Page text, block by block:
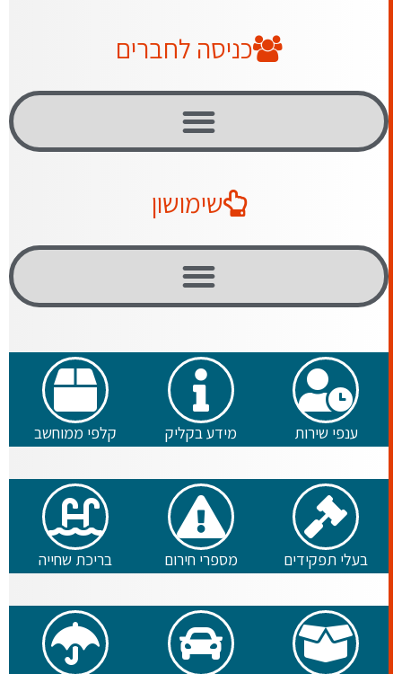
כניסה לחברים
שימושון
ענפי שירות מידע בקליק קלפי ממוחשב
בעלי תפקידים מספרי חירום בריכת שחייה